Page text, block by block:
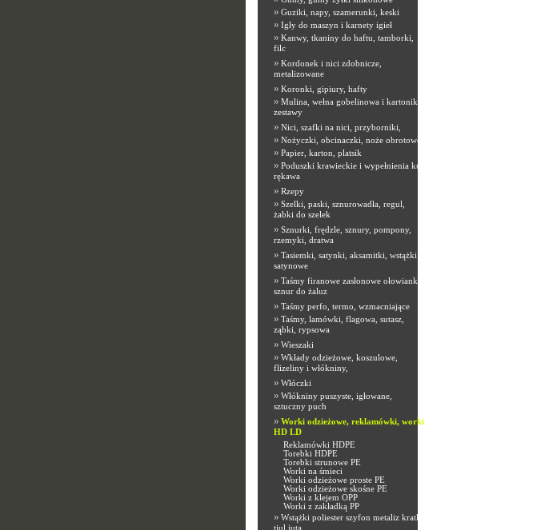
» Guziki, napy, szamerunki, keski
» Igły do maszyn i karnety igieł
» Kanwy, tkaniny do haftu, tamborki,
filc
» Kordonek i nici zdobnicze,
metalizowane
» Koronki, gipiury, hafty
» Mulina, wełna gobelinowa i kartoniki,
zestawy
» Nici, szafki na nici, przyborniki,
» Nożyczki, obcinaczki, noże obrotowe
» Papier, karton, platsik
» Poduszki krawieckie i wypełnienia kuli
rękawa
» Rzepy
» Szelki, paski, sznurowadła, regul,
żabki do szelek
» Sznurki, frędzle, sznury, pompony,
rzemyki, dratwa
» Tasiemki, satynki, aksamitki, wstążki
satynowe
» Taśmy firanowe zasłonowe ołowianki,
sznur do żaluz
» Taśmy perfo, termo, wzmacniające
» Taśmy, lamówki, flagowa, sutasz,
ząbki, rypsowa
» Wieszaki
» Wkłady odzieżowe, koszulowe,
flizeliny i włókniny,
» Włóczki
» Włókniny puszyste, igłowane,
sztuczny puch
» Worki odzieżowe, reklamówki, worki
HD LD
Reklamówki HDPE
Torebki HDPE
Torebki strunowe PE
Worki na śmieci
Worki odzieżowe proste PE
Worki odzieżowe skośne PE
Worki z klejem OPP
Worki z zakładką PP
» Wstążki poliester szyfon metaliz kratka